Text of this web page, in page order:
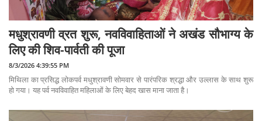
मधुश्रावणी व्रत शुरू, नवविवाहिताओं ने अखंड सौभाग्य के
लिए की शिव-पार्वती की पूजा
8/3/2026 4:39:55 PM
मिथिला का प्रसिद्ध लोकपर्व मधुश्रावणी सोमवार से पारंपरिक श्रद्धा और उल्लास के साथ शुरू
हो गया। यह पर्व नवविवाहित महिलाओं के लिए बेहद खास माना जाता है।